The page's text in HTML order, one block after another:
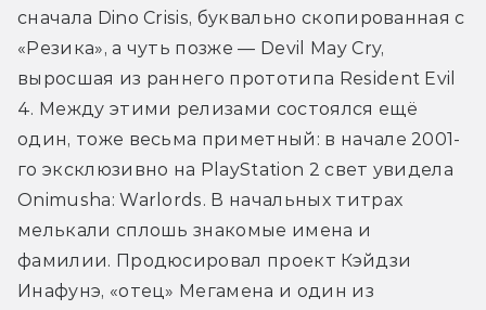
сначала Dino Crisis, буквально скопированная с
«Резика», а чуть позже — Devil May Cry,
выросшая из раннего прототипа Resident Evil
4. Между этими релизами состоялся ещё
один, тоже весьма приметный: в начале 2001-
го эксклюзивно на PlayStation 2 свет увидела
Onimusha: Warlords. В начальных титрах
мелькали сплошь знакомые имена и
фамилии. Продюсировал проект Кэйдзи
Инафунэ, «отец» Мегамена и один из